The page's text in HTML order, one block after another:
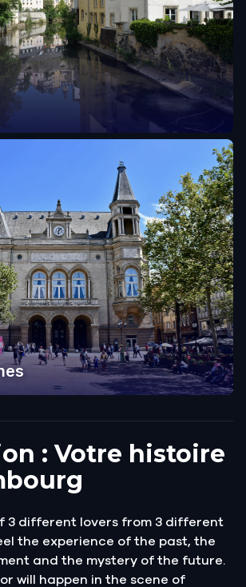
: Votre histoire
3 different lovers from 3 different
the experience of the past, the
and the mystery of the future.
will happen in the scene of